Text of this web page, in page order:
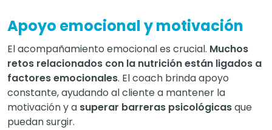
Apoyo emocional y motivación
El acompañamiento emocional es crucial. Muchos
retos relacionados con la nutrición están ligados a
factores emocionales. El coach brinda apoyo
constante, ayudando al cliente a mantener la
motivación y a superar barreras psicológicasque
puedan surgir.